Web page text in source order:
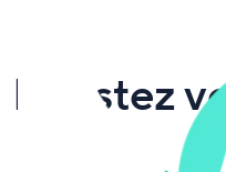
Boostez